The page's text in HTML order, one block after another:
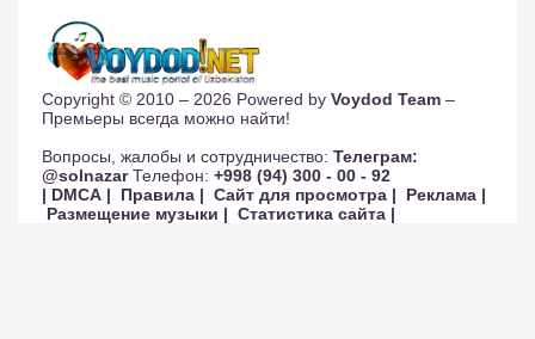
Copyright © 2010 – 2026 Powered by Voydod Team –
Премьеры всегда можно найти!
Вопросы, жалобы и сотрудничество: Телеграм:
@solnazarТелефон: +998 (94) 300 - 00 - 92
| DMCA |
Правила | Сайт для просмотра |
Реклама |
Размещение музыки | Статистика сайта |